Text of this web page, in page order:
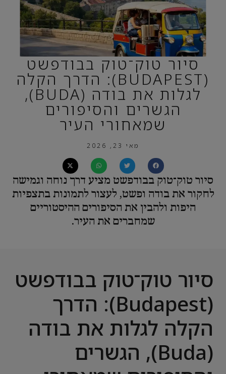
סיור טוק־טוק בבודפשט
(BUDAPEST): הדרך הקלה
לגלות את בודה (BUDA),
הגשרים והסיפורים
שמאחורי העיר
מאי 23, 2026
סיור טוק־טוק בבודפשט מציע דרך נוחה וגמישה
לחקור את בודה ופשט, לעצור לתמונות בתצפיות
היפות ולהבין את הסיפורים ההיסטוריים
שמחברים את העיר.
סיור טוק־טוק בבודפשט
(Budapest): הדרך
הקלה לגלות את בודה
(Buda), הגשרים